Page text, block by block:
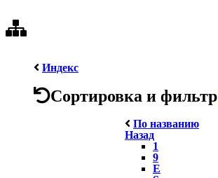
Индекс
Сортировка и фильтр
По названию
Назад
1
9
E